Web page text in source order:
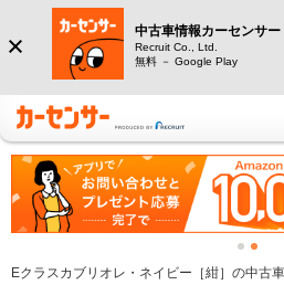
中古車情報カーセンサー
Recruit Co., Ltd.
無料 － Google Play
Eクラスカブリオレ・ネイビー［紺］の中古